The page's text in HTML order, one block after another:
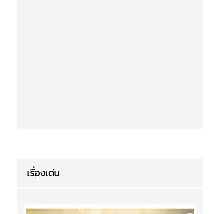
เรื่องเด่น